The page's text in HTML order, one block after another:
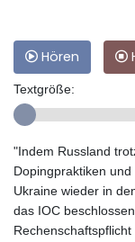
Hören
Textgröße:
"Indem Russland
Dopingpraktiken
Ukraine wieder in
das IOC